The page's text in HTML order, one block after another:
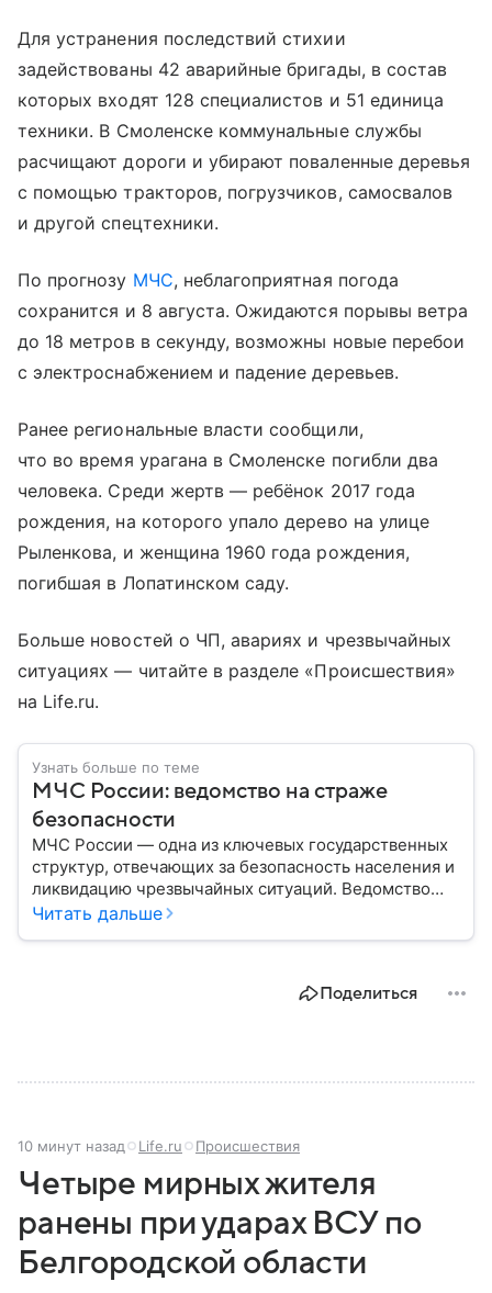
Для устранения последствий стихии
задействованы 42 аварийные бригады, в состав
которых входят 128 специалистов и 51 единица
техники. В Смоленске коммунальные службы
расчищают дороги и убирают поваленные деревья
с помощью тракторов, погрузчиков, самосвалов
и другой спецтехники.
По прогнозу МЧС, неблагоприятная погода
сохранится и 8 августа. Ожидаются порывы ветра
до 18 метров в секунду, возможны новые перебои
с электроснабжением и падение деревьев.
Ранее региональные власти сообщили,
что во время урагана в Смоленске погибли два
человека. Среди жертв — ребёнок 2017 года
рождения, на которого упало дерево на улице
Рыленкова, и женщина 1960 года рождения,
погибшая в Лопатинском саду.
Больше новостей о ЧП, авариях и чрезвычайных
ситуациях — читайте в разделе «Происшествия»
на Life.ru.
Узнать больше по теме
МЧС России: ведомство на страже
безопасности
МЧС России — одна из ключевых государственных
структур, отвечающих за безопасность населения и
ликвидацию чрезвычайных ситуаций. Ведомство
играет важную роль в защите граждан от
задачи выполняет и какую роль играет в
Читать дальше
Поделиться
10 минут назад Life.ru Происшествия
Четыре мирных жителя
ранены при ударах ВСУ по
Белгородской области